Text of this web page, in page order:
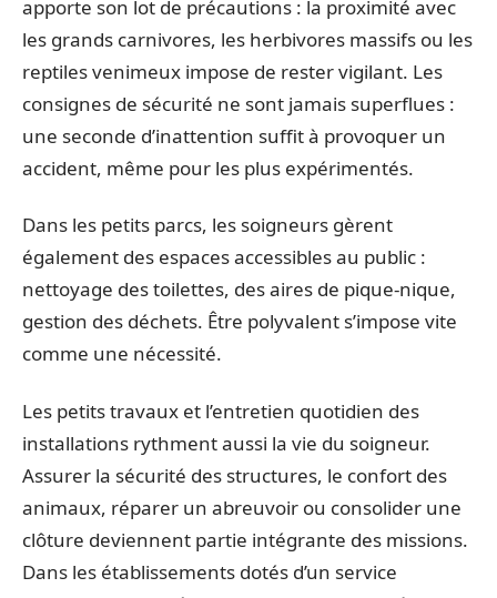
apporte son lot de précautions : la proximité avec
les grands carnivores, les herbivores massifs ou les
reptiles venimeux impose de rester vigilant. Les
consignes de sécurité ne sont jamais superflues :
une seconde d’inattention suffit à provoquer un
accident, même pour les plus expérimentés.
Dans les petits parcs, les soigneurs gèrent
également des espaces accessibles au public :
nettoyage des toilettes, des aires de pique-nique,
gestion des déchets. Être polyvalent s’impose vite
comme une nécessité.
Les petits travaux et l’entretien quotidien des
installations rythment aussi la vie du soigneur.
Assurer la sécurité des structures, le confort des
animaux, réparer un abreuvoir ou consolider une
clôture deviennent partie intégrante des missions.
Dans les établissements dotés d’un service